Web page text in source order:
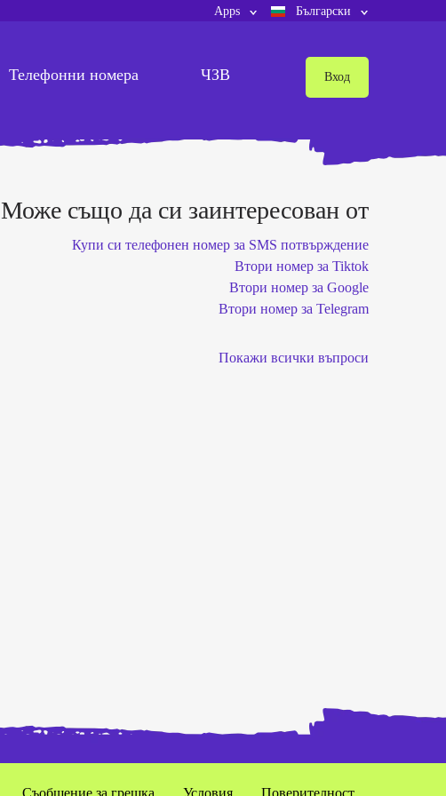
Български
Apps
Телефонни номера ЧЗВ Вход
Може също да си заинтересован от
Купи си телефонен номер за SMS потвърждение
Втори номер за Tiktok
Втори номер за Google
Втори номер за Telegram
Покажи всички въпроси